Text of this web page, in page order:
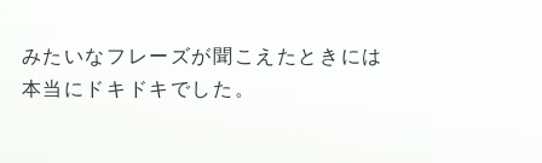
みたいなフレーズが聞こえたときには
本当にドキドキでした。